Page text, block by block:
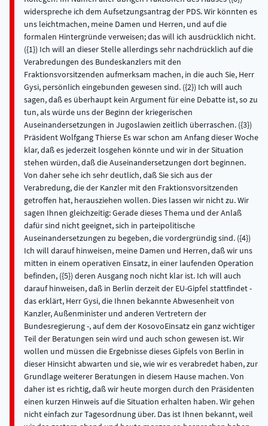
widerspreche ich dem Aufsetzungsantrag der PDS. Wir könnten es
uns leichtmachen, meine Damen und Herren, und auf die
formalen Hintergründe verweisen; das will ich ausdrücklich nicht.
({1}) Ich will an dieser Stelle allerdings sehr nachdrücklich auf die
Verabredungen des Bundeskanzlers mit den
Fraktionsvorsitzenden aufmerksam machen, in die auch Sie, Herr
Gysi, persönlich eingebunden gewesen sind. ({2}) Ich will auch
sagen, daß es überhaupt kein Argument für eine Debatte ist, so zu
tun, als würde uns der Beginn der kriegerischen
Auseinandersetzungen in Jugoslawien zeitlich überraschen. ({3})
Präsident Wolfgang Thierse Es war schon am Anfang dieser Woche
klar, daß es jederzeit losgehen könnte und wir in der Situation
stehen würden, daß die Auseinandersetzungen dort beginnen.
Von daher sehe ich sehr deutlich, daß Sie sich aus der
Verabredung, die der Kanzler mit den Fraktionsvorsitzenden
getroffen hat, herausziehen wollen. Dies lassen wir nicht zu. Wir
sagen Ihnen gleichzeitig: Gerade dieses Thema und der Anlaß
dafür sind nicht geeignet, sich in parteipolitische
Auseinandersetzungen zu begeben, die vordergründig sind. ({4})
Ich will darauf hinweisen, meine Damen und Herren, daß wir uns
mitten in einem operativen Einsatz, in einer laufenden Operation
befinden, ({5}) deren Ausgang noch nicht klar ist. Ich will auch
darauf hinweisen, daß in Berlin derzeit der EU-Gipfel stattfindet -
das erklärt, Herr Gysi, die Ihnen bekannte Abwesenheit von
Kanzler, Außenminister und anderen Vertretern der
Bundesregierung -, auf dem der KosovoEinsatz ein ganz wichtiger
Teil der Beratungen sein wird und auch schon gewesen ist. Wir
wollen und müssen die Ergebnisse dieses Gipfels von Berlin in
dieser Hinsicht abwarten und sie, wie wir es verabredet haben, zur
Grundlage weiterer Beratungen in diesem Hause machen. Von
daher ist es richtig, daß wir heute morgen durch den Präsidenten
einen kurzen Hinweis auf die Situation erhalten haben. Wir gehen
nicht einfach zur Tagesordnung über. Das ist Ihnen bekannt, weil